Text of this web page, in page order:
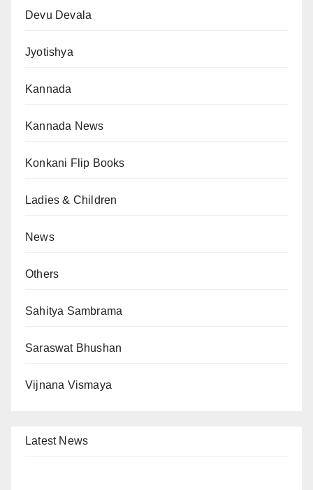
Devu Devala
Jyotishya
Kannada
Kannada News
Konkani Flip Books
Ladies & Children
News
Others
Sahitya Sambrama
Saraswat Bhushan
Vijnana Vismaya
Latest News